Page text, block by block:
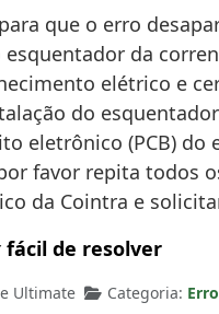
que o erro
da
elétrico e
do
eletrônico (PCB)
favor repita todos
da Cointra e
fácil de resolver
Ultimate Categoria: